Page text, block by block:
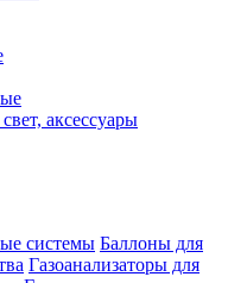
аксессуары
системы Баллоны для
Газоанализаторы для